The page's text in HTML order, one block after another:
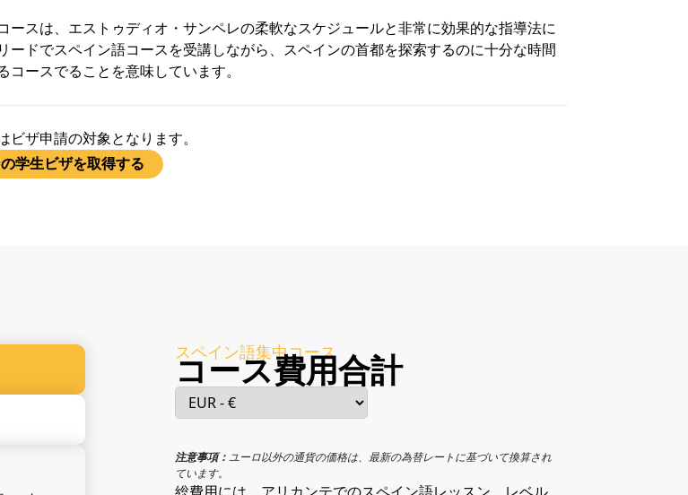
ースは、エストゥディオ・サンペレの柔軟なスケジュールと非常に効果的な指導法に
ードでスペイン語コースを受講しながら、スペインの首都を探索するのに十分な時間
コースでることを意味しています。
ビザ申請の対象となります。
学生ビザを取得する
スペイン語集中コース
コース費用合計
注意事項： ユーロ以外の通貨の価格は、最新の為替レートに基づいて換算され
ています。